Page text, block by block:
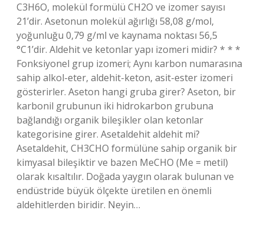
C3H6O, molekül formülü CH2O ve izomer sayısı
21’dir. Asetonun molekül ağırlığı 58,08 g/mol,
yoğunluğu 0,79 g/ml ve kaynama noktası 56,5
°C1’dir. Aldehit ve ketonlar yapı izomeri midir? * * *
Fonksiyonel grup izomeri; Aynı karbon numarasına
sahip alkol-eter, aldehit-keton, asit-ester izomeri
gösterirler. Aseton hangi gruba girer? Aseton, bir
karbonil grubunun iki hidrokarbon grubuna
bağlandığı organik bileşikler olan ketonlar
kategorisine girer. Asetaldehit aldehit mi?
Asetaldehit, CH3CHO formülüne sahip organik bir
kimyasal bileşiktir ve bazen MeCHO (Me = metil)
olarak kısaltılır. Doğada yaygın olarak bulunan ve
endüstride büyük ölçekte üretilen en önemli
aldehitlerden biridir. Neyin…